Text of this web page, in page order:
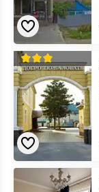
«Эдельвейс»
гостиница
Дом
под-